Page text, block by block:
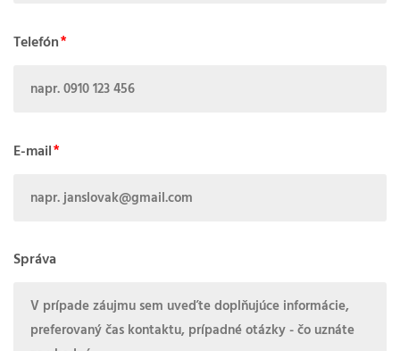
Telefón
E-mail
Správa